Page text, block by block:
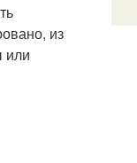
из
или